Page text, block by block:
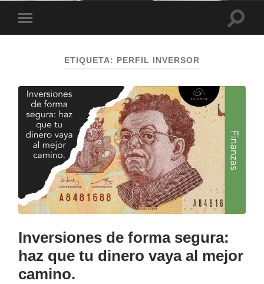
el
ETIQUETA: PERFIL INVERSOR
Inversiones de forma segura:
haz que tu dinero vaya al mejor
camino.